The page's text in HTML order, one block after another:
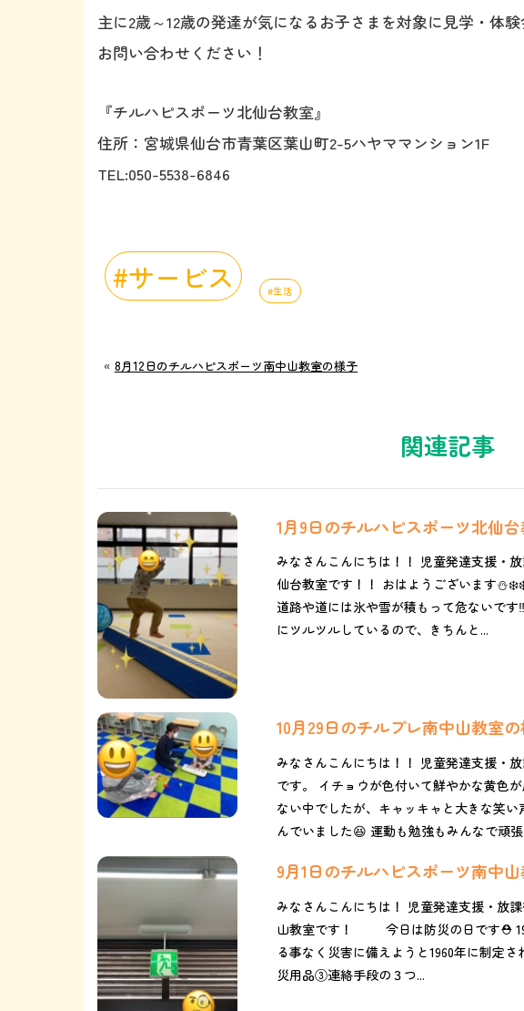
主に2歳～12歳の発達が気になるお子さまを対象に見学・体
お問い合わせください！
『チルハピスポーツ北仙台教室』
住所：宮城県仙台市青葉区葉山町2-5ハヤママンション1F
TEL:050-5538-6846
サービス 生活
« 8月12日のチルハピスポーツ南中山教室の様子
関連記事
1月9日のチルハピスポーツ北仙
みなさんこんにちは！！ 児童発達支援・
仙台教室です！！ おはようございます
道路や道には氷や雪が積もって危ないで
にツルツルしているので、きちんと...
10月29日のチルプレ南中山教室
みなさんこんにちは！！ 児童発達支援・
です。 イチョウが色付いて鮮やかな黄色
ない中でしたが、キャッキャと大きな笑
んでいました😆 運動も勉強もみんなで頑
9月1日のチルハピスポーツ南中
みなさんこんにちは！ 児童発達支援・放
山教室です！ 今日は防災の日です⛑️
る事なく災害に備えようと1960年に制定
災用品③連絡手段の３つ...